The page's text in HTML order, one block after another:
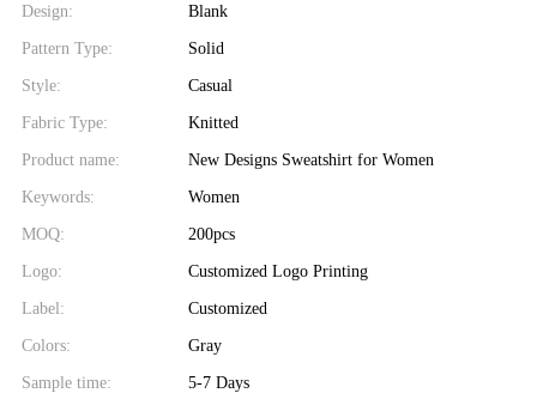
Design: Blank
Pattern Type: Solid
Style: Casual
Fabric Type: Knitted
Product name: New Designs Sweatshirt for Women
Keywords: Women
MOQ: 200pcs
Logo: Customized Logo Printing
Label: Customized
Colors: Gray
Sample time: 5-7 Days